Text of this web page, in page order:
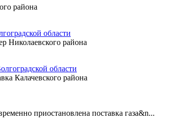
района
области
Николаевского района
области
Калачевского района
приостановлена поставка газа&n...